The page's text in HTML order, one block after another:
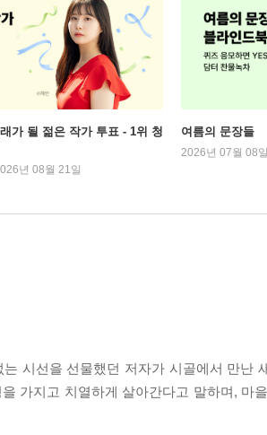
가 될 젊은 작가 투표 - 1위 청
년 08월 21일
여름의 문장들
2026년 07월 08
시선을 선물했던 저자가 시골에서 만난
가지고 치열하게 살아간다고 말하며, 마